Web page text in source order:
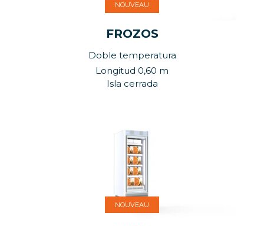
NOUVEAU
FROZOS
Doble temperatura
Longitud 0,60 m
Isla cerrada
NOUVEAU